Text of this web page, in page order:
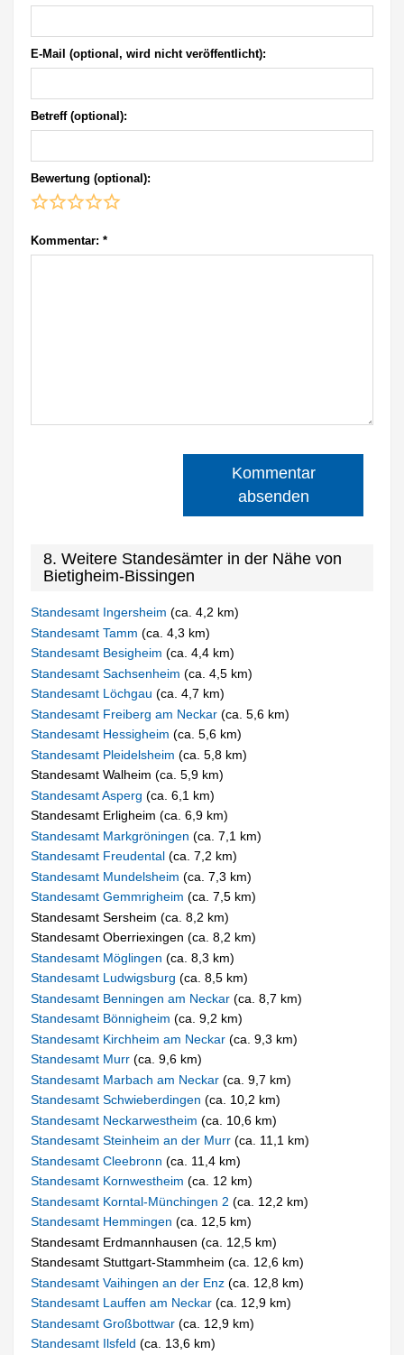
E-Mail (optional, wird nicht veröffentlicht):
Betreff (optional):
Bewertung (optional):
Kommentar: *
Kommentar
absenden
8. Weitere Standesämter in der Nähe von
Bietigheim-Bissingen
Standesamt Ingersheim(ca. 4,2 km)
Standesamt Tamm(ca. 4,3 km)
Standesamt Besigheim(ca. 4,4 km)
Standesamt Sachsenheim(ca. 4,5 km)
Standesamt Löchgau(ca. 4,7 km)
Standesamt Freiberg am Neckar(ca. 5,6 km)
Standesamt Hessigheim(ca. 5,6 km)
Standesamt Pleidelsheim(ca. 5,8 km)
Standesamt Walheim (ca. 5,9 km)
Standesamt Asperg(ca. 6,1 km)
Standesamt Erligheim (ca. 6,9 km)
Standesamt Markgröningen(ca. 7,1 km)
Standesamt Freudental(ca. 7,2 km)
Standesamt Mundelsheim(ca. 7,3 km)
Standesamt Gemmrigheim(ca. 7,5 km)
Standesamt Sersheim (ca. 8,2 km)
Standesamt Oberriexingen (ca. 8,2 km)
Standesamt Möglingen(ca. 8,3 km)
Standesamt Ludwigsburg(ca. 8,5 km)
Standesamt Benningen am Neckar(ca. 8,7 km)
Standesamt Bönnigheim(ca. 9,2 km)
Standesamt Kirchheim am Neckar(ca. 9,3 km)
Standesamt Murr(ca. 9,6 km)
Standesamt Marbach am Neckar(ca. 9,7 km)
Standesamt Schwieberdingen(ca. 10,2 km)
Standesamt Neckarwestheim(ca. 10,6 km)
Standesamt Steinheim an der Murr(ca. 11,1 km)
Standesamt Cleebronn(ca. 11,4 km)
Standesamt Kornwestheim(ca. 12 km)
Standesamt Korntal-Münchingen 2(ca. 12,2 km)
Standesamt Hemmingen(ca. 12,5 km)
Standesamt Erdmannhausen (ca. 12,5 km)
Standesamt Stuttgart-Stammheim (ca. 12,6 km)
Standesamt Vaihingen an der Enz(ca. 12,8 km)
Standesamt Lauffen am Neckar(ca. 12,9 km)
Standesamt Großbottwar(ca. 12,9 km)
Standesamt Ilsfeld(ca. 13,6 km)